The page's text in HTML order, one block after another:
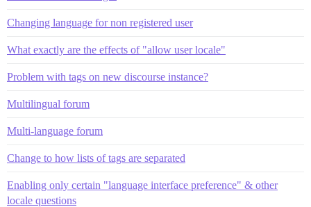
Changing language for non registered user
What exactly are the effects of "allow user locale"
Problem with tags on new discourse instance?
Multilingual forum
Multi-language forum
Change to how lists of tags are separated
Enabling only certain "language interface preference" & other
locale questions